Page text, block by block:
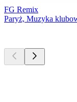
FG Remix
Paryż, Muzyka